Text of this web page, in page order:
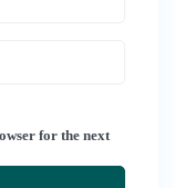
for the next